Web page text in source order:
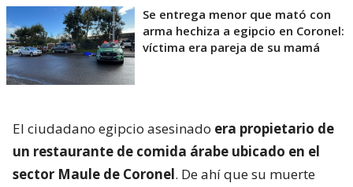
Se entrega menor que mató con
arma hechiza a egipcio en Coronel:
víctima era pareja de su mamá
El ciudadano egipcio asesinado era propietario de
un restaurante de comida árabe ubicado en el
sector Maule de Coronel. De ahí que su muerte